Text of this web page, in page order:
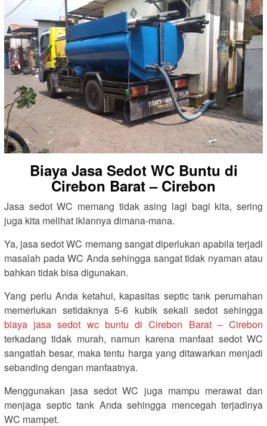
Biaya Jasa Sedot WC Buntu di
Cirebon Barat – Cirebon
Jasa sedot WC memang tidak asing lagi bagi kita, sering
juga kita melihat iklannya dimana-mana.
Ya, jasa sedot WC memang sangat diperlukan apabila terjadi
masalah pada WC Anda sehingga sangat tidak nyaman atau
bahkan tidak bisa digunakan.
Yang perlu Anda ketahui, kapasitas septic tank perumahan
memerlukan setidaknya 5-6 kubik sekali sedot sehingga
biaya jasa sedot wc buntu di Cirebon Barat – Cirebon
terkadang tidak murah, namun karena manfaat sedot WC
sangatlah besar, maka tentu harga yang ditawarkan menjadi
sebanding dengan manfaatnya.
Menggunakan jasa sedot WC juga mampu merawat dan
menjaga septic tank Anda sehingga mencegah terjadinya
WC mampet.